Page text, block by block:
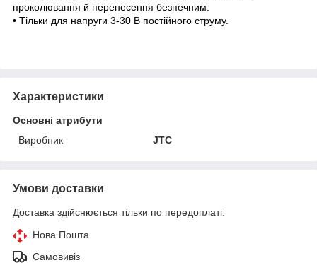
проколювання й перенесення безпечним.
• Тільки для напруги 3-30 В постійного струму.
Характеристики
Основні атрибути
Виробник
JTC
Умови доставки
Доставка здійснюється тільки по передоплаті.
Нова Пошта
Самовивіз